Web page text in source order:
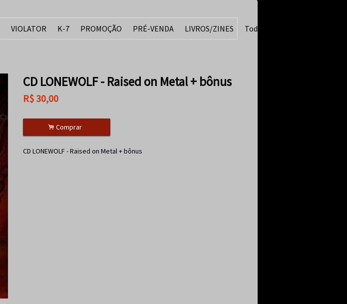
VIOLATOR K-7 PROMOÇÃO PRÉ-VENDA LIVROS/ZINES Todos
CD LONEWOLF - Raised on Metal + bônus
R$ 30,00
. Comprar
CD LONEWOLF - Raised on Metal + bônus